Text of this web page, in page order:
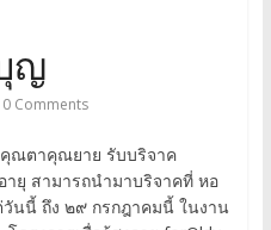
ญ
0 Comments
ณตาคุณยาย รับบริจาค
ยุ สามารถนำมาบริจาคที่ หอ
นนี้ ถึง ๒๙ กรกฎาคมนี้ ในงาน